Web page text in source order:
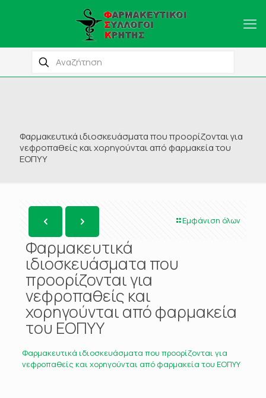
Φαρμακευτικά ιδιοσκευάσματα που προορίζονται για
νεφροπαθείς και χορηγούνται από φαρμακεία του
ΕΟΠΥΥ
Εμφάνιση όλων
Φαρμακευτικά
ιδιοσκευάσματα που
προορίζονται για
νεφροπαθείς και
χορηγούνται από φαρμακεία
του ΕΟΠΥΥ
Φαρμακευτικά ιδιοσκευάσματα που προορίζονται για
νεφροπαθείς και χορηγούνται από φαρμακεία του ΕΟΠΥΥ